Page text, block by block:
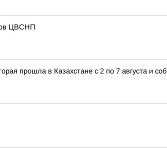
ЦВСНП
прошла в Казахстане с 2 по 7 августа и